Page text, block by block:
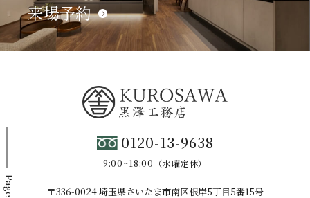
来場予約
0120-13-9638
9:00~18:00（水曜定休）
〒336-0024 埼玉県さいたま市南区根岸5丁目5番15号